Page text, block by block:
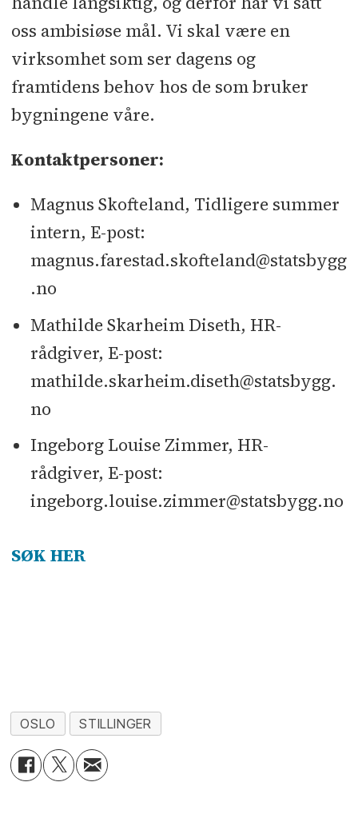
oss ambisiøse mål. Vi skal være en
virksomhet som ser dagens og
framtidens behov hos de som bruker
bygningene våre.
Kontaktpersoner:
Magnus Skofteland, Tidligere summer
intern, E-post:
magnus.farestad.skofteland@statsbygg
.no
Mathilde Skarheim Diseth, HR-
rådgiver, E-post:
mathilde.skarheim.diseth@statsbygg.
no
Ingeborg Louise Zimmer, HR-
rådgiver, E-post:
ingeborg.louise.zimmer@statsbygg.no
SØK HER
OSLO STILLINGER